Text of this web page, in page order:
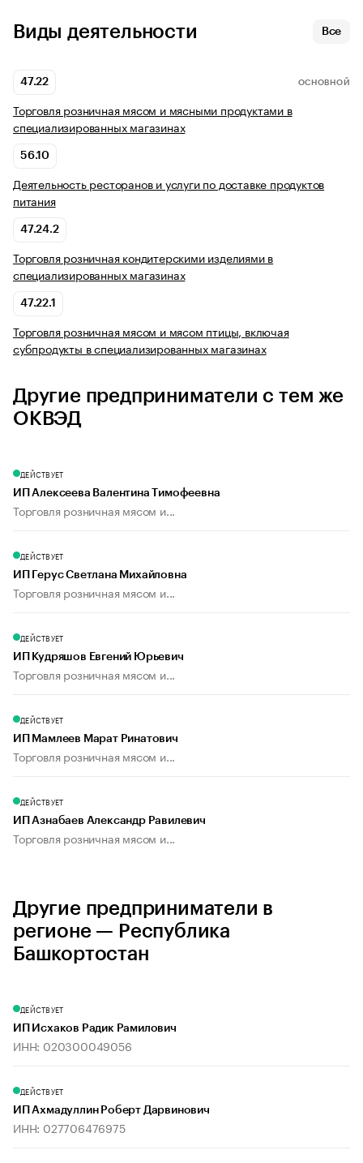
Виды деятельности Все
47.22 ОСНОВНОЙ
Торговля розничная мясом и мясными продуктами в
специализированных магазинах
56.10
Деятельность ресторанов и услуги по доставке продуктов
питания
47.24.2
Торговля розничная кондитерскими изделиями в
специализированных магазинах
47.22.1
Торговля розничная мясом и мясом птицы, включая
субпродукты в специализированных магазинах
Другие предприниматели с тем же
ОКВЭД
ДЕЙСТВУЕТ
ИП Алексеева Валентина Тимофеевна
Торговля розничная мясом и...
ДЕЙСТВУЕТ
ИП Герус Светлана Михайловна
Торговля розничная мясом и...
ДЕЙСТВУЕТ
ИП Кудряшов Евгений Юрьевич
Торговля розничная мясом и...
ДЕЙСТВУЕТ
ИП Мамлеев Марат Ринатович
Торговля розничная мясом и...
ДЕЙСТВУЕТ
ИП Азнабаев Александр Равилевич
Торговля розничная мясом и...
Другие предприниматели в
регионе — Республика
Башкортостан
ДЕЙСТВУЕТ
ИП Исхаков Радик Рамилович
ИНН: 020300049056
ДЕЙСТВУЕТ
ИП Ахмадуллин Роберт Дарвинович
ИНН: 027706476975